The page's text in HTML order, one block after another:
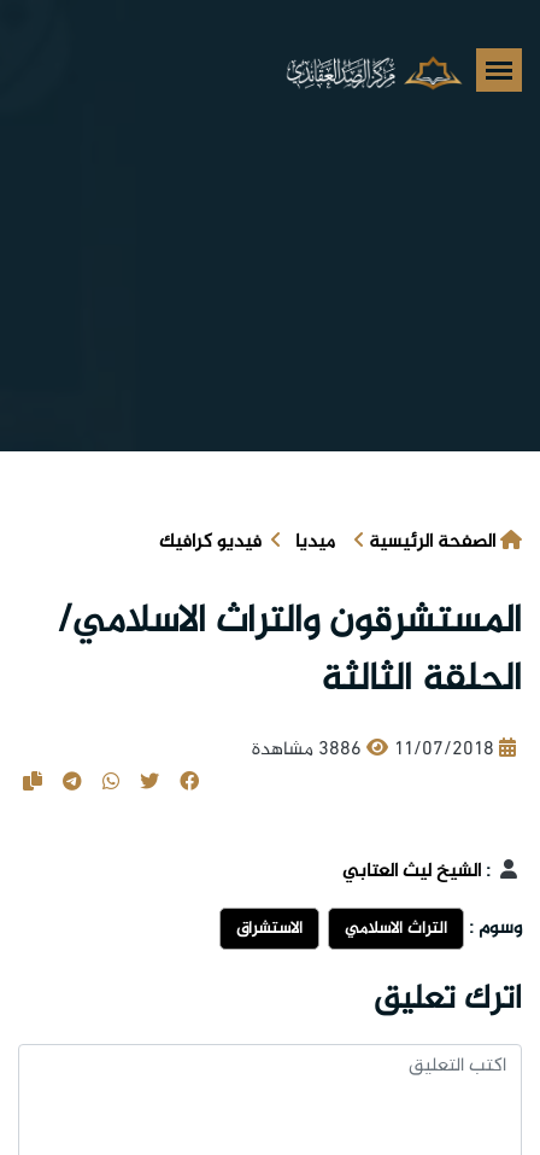
الصفحة الرئيسية ميديا فيديو كرافيك
المستشرقون والتراث الاسلامي/
الحلقة الثالثة
11/07/2018 3886 مشاهدة
:الشيخ ليث العتابي
وسوم :
التراث الاسلامي الاستشراق
اترك تعليق